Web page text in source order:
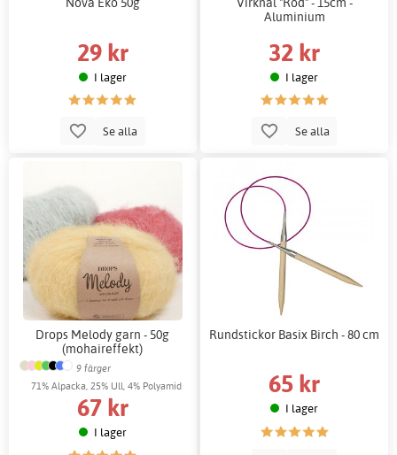
29 kr
I lager
Se alla
Aluminium
32 kr
I lager
Se alla
Drops Melody garn - 50g
(mohaireffekt)
9 färger
71% Alpacka, 25% Ull, 4% Polyamid
67 kr
I lager
Rundstickor Basix Birch - 80 cm
65 kr
I lager